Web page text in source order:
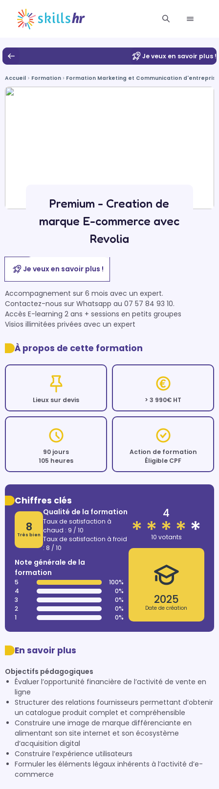
Je veux en savoir plus !
Accueil Formation Formation Marketing et Communication d'entreprise
Premium - Creation de
marque E-commerce avec
Revolia
Je veux en savoir plus !
Accompagnement sur 6 mois avec un expert.
Contactez-nous sur Whatsapp au 07 57 84 93 10.
Accès E-learning 2 ans + sessions en petits groupes
Visios illimitées privées avec un expert
À propos de cette formation
Lieux sur devis > 3 990€ HT
90 jours
105 heures
Action de formation
Éligible CPF
Chiffres clés
8
Très bien
Qualité de la formation
Taux de satisfaction à
chaud : 9 / 10
Taux de satisfaction à froid
: 8 / 10
Note générale de la
formation
5
100%
4
0%
3
0%
2
0%
1
0%
4
10 votants
2025
Date de création
En savoir plus
Objectifs pédagogiques
Évaluer l’opportunité financière de l’activité de vente en
ligne
Structurer des relations fournisseurs permettant d’obtenir
un catalogue produit complet et compréhensible
Construire une image de marque différenciante en
alimentant son site internet et son écosystème
d’acquisition digital
Construire l’expérience utilisateurs
Formuler les éléments légaux inhérents à l’activité d’e-
commerce